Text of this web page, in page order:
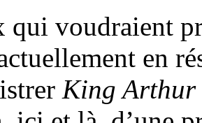
qui voudraient
en
King Arthur